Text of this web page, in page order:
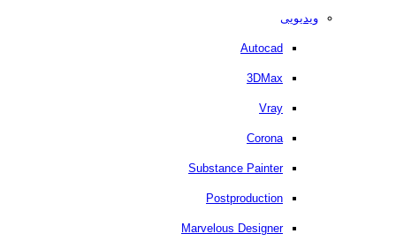
ویدیویی
Autocad
3DMax
Vray
Corona
Substance Painter
Postproduction
Marvelous Designer